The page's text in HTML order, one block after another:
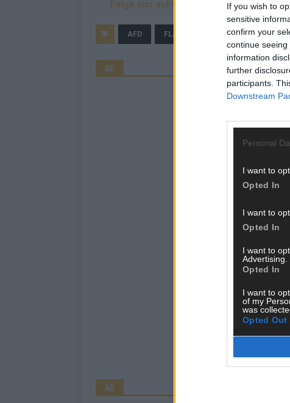
If you wish to
sensitive
confirm your
continue
information
further
participants.
Downstream
Personal
I want to
Opted In
I want to
Opted In
I want to
Advertising.
Opted In
I want to
of my
was
Opted Out
Folge uns auf Google News
AFD FLASH UP SONNTAGSFRAGE
AD
AD